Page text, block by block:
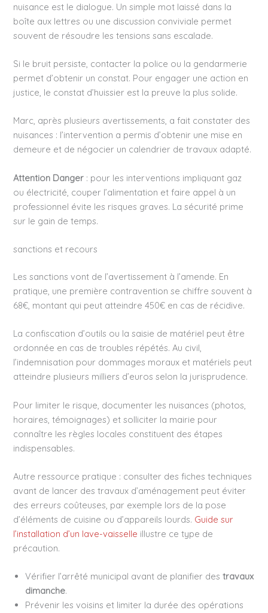
nuisance est le dialogue. Un simple mot laissé dans la
boîte aux lettres ou une discussion conviviale permet
souvent de résoudre les tensions sans escalade.
Si le bruit persiste, contacter la police ou la gendarmerie
permet d’obtenir un constat. Pour engager une action en
justice, le constat d’huissier est la preuve la plus solide.
Marc, après plusieurs avertissements, a fait constater des
nuisances : l’intervention a permis d’obtenir une mise en
demeure et de négocier un calendrier de travaux adapté.
Attention Danger : pour les interventions impliquant gaz
ou électricité, couper l’alimentation et faire appel à un
professionnel évite les risques graves. La sécurité prime
sur le gain de temps.
sanctions et recours
Les sanctions vont de l’avertissement à l’amende. En
pratique, une première contravention se chiffre souvent à
68€, montant qui peut atteindre 450€ en cas de récidive.
La confiscation d’outils ou la saisie de matériel peut être
ordonnée en cas de troubles répétés. Au civil,
l’indemnisation pour dommages moraux et matériels peut
atteindre plusieurs milliers d’euros selon la jurisprudence.
Pour limiter le risque, documenter les nuisances (photos,
horaires, témoignages) et solliciter la mairie pour
connaître les règles locales constituent des étapes
indispensables.
Autre ressource pratique : consulter des fiches techniques
avant de lancer des travaux d’aménagement peut éviter
des erreurs coûteuses, par exemple lors de la pose
d’éléments de cuisine ou d’appareils lourds. Guide sur
l’installation d’un lave-vaisselle illustre ce type de
précaution.
Vérifier l’arrêté municipal avant de planifier destravaux
dimanche.
Prévenir les voisins et limiter la durée des opérations